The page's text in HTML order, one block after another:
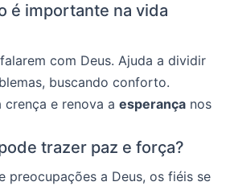
é importante na vida
com Deus. Ajuda a dividir
buscando conforto.
e renova a esperança nos
trazer paz e força?
preocupações a Deus, os fiéis se